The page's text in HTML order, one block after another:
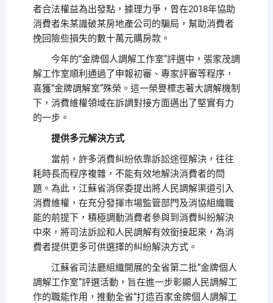
者合法權益為出發點，據理力爭，曾在2018年協助
消費者朱某識破某房地產公司的騙局，幫助消費者
挽回險些損失的數十萬元購房款。
今年的“金牌個人調解工作室”評選中，張家茂調
解工作室順利通過了申報初審、專家評審等程序，
喜獲“金牌調解室”殊榮。這一榮譽標志著大調解機制
下，消費維權領域在訴調對接方面邁出了堅實有力
的一步。
提供多元解決方式
當前，許多消費糾紛依靠訴訟途徑解決，往往
耗時長而程序複雜，不能有效地解決消費者的問
題。為此，江蘇省消保委提出將人民調解渠道引入
消費維權，在充分發揮市場監管部門及消協組織職
能的前提下，積極調動消費者參與到消費糾紛解決
中來，將司法訴訟和人民調解有效銜接起來，為消
費者提供更多可供選擇的糾紛解決方式。
江蘇省司法廳組織開展的全省第二批“金牌個人
調解工作室”評選活動，旨在進一步彰顯人民調解工
作的職能作用，推動全省“打造百家金牌個人調解工